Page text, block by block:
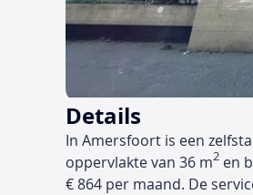
Details
In Amersfoort is een
oppervlakte van 36 m2 en
€ 864 per maand. De